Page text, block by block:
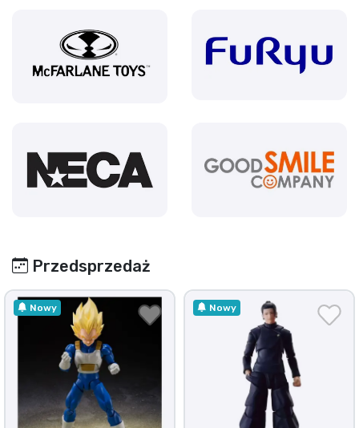
Przedsprzedaż
Nowy Nowy